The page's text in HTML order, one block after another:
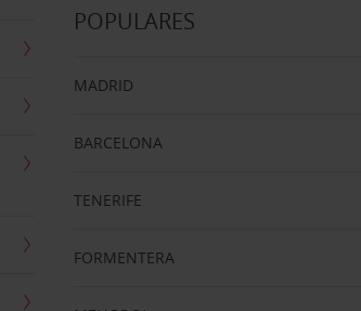
POPULARES
MADRID
BARCELONA
TENERIFE
FORMENTERA